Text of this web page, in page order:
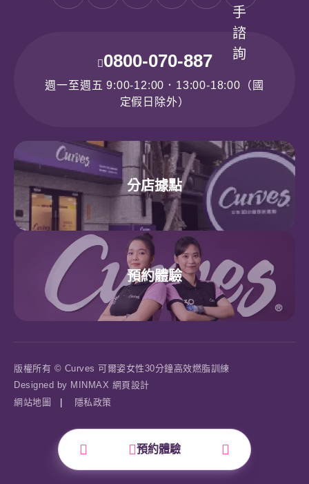
預約體驗
手
諮
詢
0800-070-887
週一至週五 9:00-12:00．13:00-18:00（國
定假日除外）
分店據點
預約體驗
版權所有 © Curves 可爾姿女性30分鐘高效燃脂訓練
Designed by MINMAX 網頁設計
網站地圖
隱私政策